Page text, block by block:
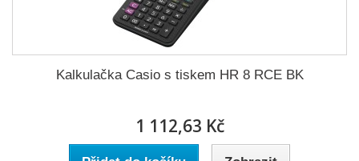
Kalkulačka Casio s tiskem HR 8 RCE BK
1 112,63 Kč